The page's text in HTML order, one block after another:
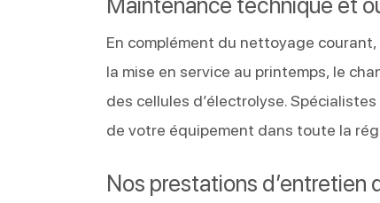
En complément du nettoyage
la mise en service au printemps, le
des cellules d’électrolyse.
de votre équipement dans toute la
Nos prestations d’entretien